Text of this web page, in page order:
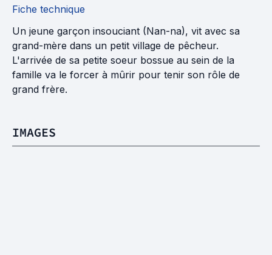
Fiche technique
Un jeune garçon insouciant (Nan-na), vit avec sa
grand-mère dans un petit village de pêcheur.
L'arrivée de sa petite soeur bossue au sein de la
famille va le forcer à mûrir pour tenir son rôle de
grand frère.
IMAGES